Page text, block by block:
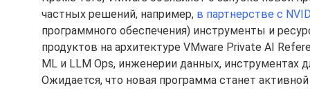
частных решений, например, в партнерстве с
программного обеспечения) инструменты и
продуктов на архитектуре VMware Private AI
ML и LLM Ops, инженерии данных, инструментах
Ожидается, что новая программа станет